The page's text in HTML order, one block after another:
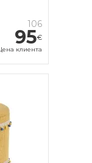
106
95€
клиента